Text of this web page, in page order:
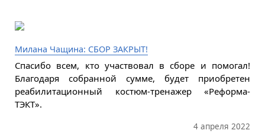
Милана Чащина: СБОР ЗАКРЫТ!
Спасибо всем, кто участвовал в сборе и помогал!
Благодаря собранной сумме, будет приобретен
реабилитационный костюм-тренажер «Реформа-
ТЭКТ».
4 апреля 2022